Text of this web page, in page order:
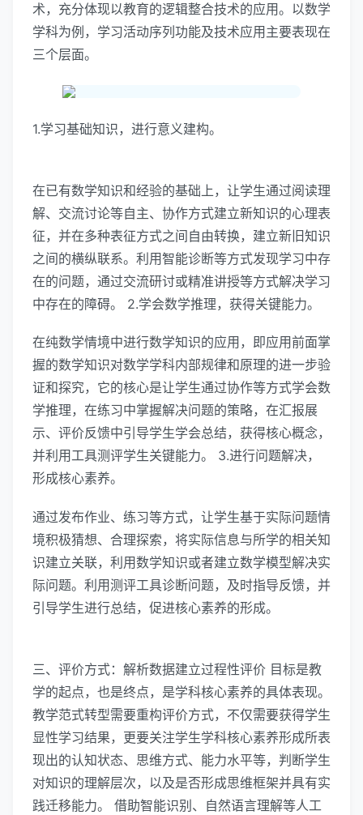
术，充分体现以教育的逻辑整合技术的应用。以数学
学科为例，学习活动序列功能及技术应用主要表现在
三个层面。
1.学习基础知识，进行意义建构。
在已有数学知识和经验的基础上，让学生通过阅读理
解、交流讨论等自主、协作方式建立新知识的心理表
征，并在多种表征方式之间自由转换，建立新旧知识
之间的横纵联系。利用智能诊断等方式发现学习中存
在的问题，通过交流研讨或精准讲授等方式解决学习
中存在的障碍。 2.学会数学推理，获得关键能力。
在纯数学情境中进行数学知识的应用，即应用前面掌
握的数学知识对数学学科内部规律和原理的进一步验
证和探究，它的核心是让学生通过协作等方式学会数
学推理，在练习中掌握解决问题的策略，在汇报展
示、评价反馈中引导学生学会总结，获得核心概念，
并利用工具测评学生关键能力。 3.进行问题解决，
形成核心素养。
通过发布作业、练习等方式，让学生基于实际问题情
境积极猜想、合理探索，将实际信息与所学的相关知
识建立关联，利用数学知识或者建立数学模型解决实
际问题。利用测评工具诊断问题，及时指导反馈，并
引导学生进行总结，促进核心素养的形成。
三、评价方式：解析数据建立过程性评价 目标是教
学的起点，也是终点，是学科核心素养的具体表现。
教学范式转型需要重构评价方式，不仅需要获得学生
显性学习结果，更要关注学生学科核心素养形成所表
现出的认知状态、思维方式、能力水平等，判断学生
对知识的理解层次，以及是否形成思维框架并具有实
践迁移能力。 借助智能识别、自然语言理解等人工